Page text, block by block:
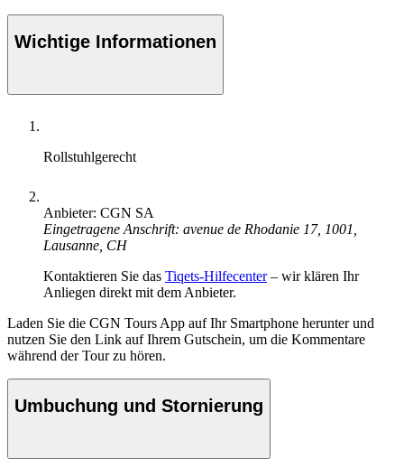
Wichtige Informationen
Rollstuhlgerecht
Anbieter: CGN SA
Eingetragene Anschrift: avenue de Rhodanie 17, 1001,
Lausanne, CH
Kontaktieren Sie das Tiqets-Hilfecenter– wir klären Ihr
Anliegen direkt mit dem Anbieter.
Laden Sie die CGN Tours App auf Ihr Smartphone herunter und
nutzen Sie den Link auf Ihrem Gutschein, um die Kommentare
während der Tour zu hören.
Umbuchung und Stornierung